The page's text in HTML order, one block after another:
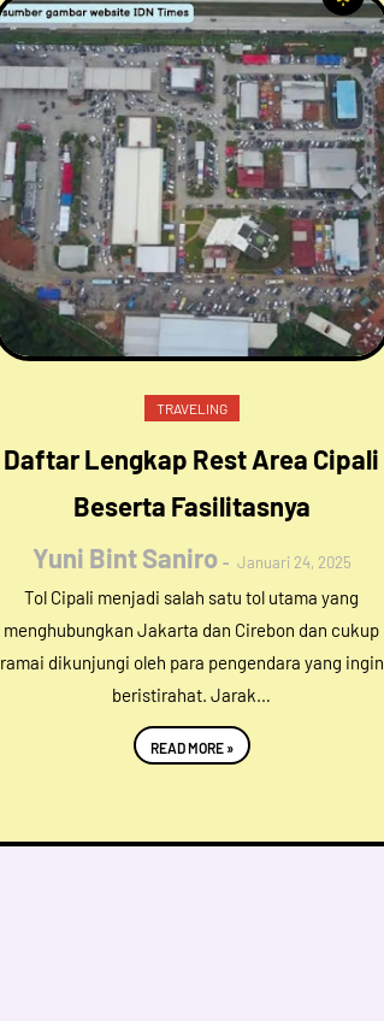
TRAVELING
Daftar Lengkap Rest Area Cipali
Beserta Fasilitasnya
Yuni Bint Saniro
Januari 24, 2025
Tol Cipali menjadi salah satu tol utama yang
menghubungkan Jakarta dan Cirebon dan cukup
ramai dikunjungi oleh para pengendara yang ingin
beristirahat. Jarak…
READ MORE »